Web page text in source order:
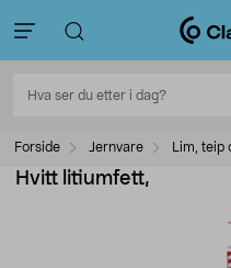
Forside Jernvare Lim,
Hvitt litiumfett,